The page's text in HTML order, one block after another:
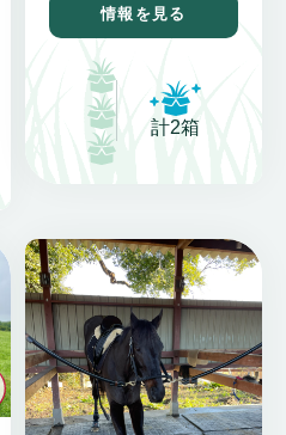
情報を見る
計2箱
いいね